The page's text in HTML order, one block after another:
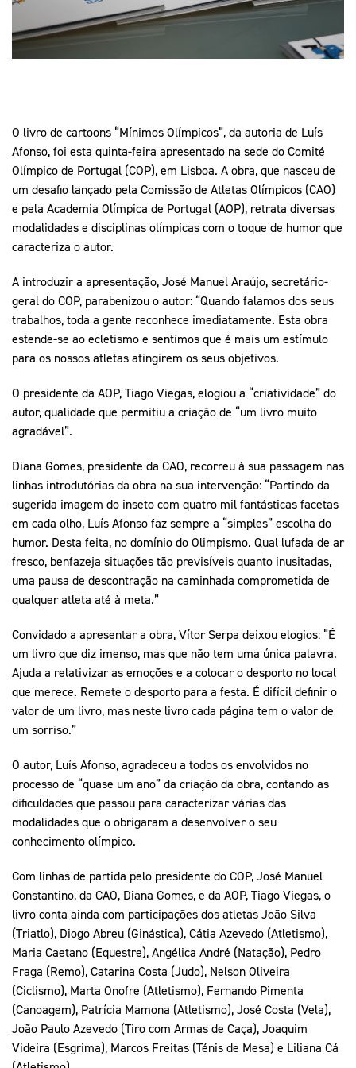
Marketing
Media
Documentos
Mais Desporto
Arquivo Histórico
Educação Olímpica
Educação
Equipa Portugal
Arquivo Histórico
O livro de cartoons “Mínimos Olímpicos”, da autoria de Luís
Afonso, foi esta quinta-feira apresentado na sede do Comité
Olímpico de Portugal (COP), em Lisboa. A obra, que nasceu de
um desafio lançado pela Comissão de Atletas Olímpicos (CAO)
e pela Academia Olímpica de Portugal (AOP), retrata diversas
modalidades e disciplinas olímpicas com o toque de humor que
caracteriza o autor.
A introduzir a apresentação, José Manuel Araújo, secretário-
geral do COP, parabenizou o autor: “Quando falamos dos seus
trabalhos, toda a gente reconhece imediatamente. Esta obra
estende-se ao ecletismo e sentimos que é mais um estímulo
para os nossos atletas atingirem os seus objetivos.
O presidente da AOP, Tiago Viegas, elogiou a “criatividade” do
autor, qualidade que permitiu a criação de “um livro muito
agradável”.
Diana Gomes, presidente da CAO, recorreu à sua passagem nas
linhas introdutórias da obra na sua intervenção: “Partindo da
sugerida imagem do inseto com quatro mil fantásticas facetas
em cada olho, Luís Afonso faz sempre a “simples” escolha do
humor. Desta feita, no domínio do Olimpismo. Qual lufada de ar
fresco, benfazeja situações tão previsíveis quanto inusitadas,
uma pausa de descontração na caminhada comprometida de
qualquer atleta até à meta.”
Convidado a apresentar a obra, Vítor Serpa deixou elogios: “É
um livro que diz imenso, mas que não tem uma única palavra.
Ajuda a relativizar as emoções e a colocar o desporto no local
que merece. Remete o desporto para a festa. É difícil definir o
valor de um livro, mas neste livro cada página tem o valor de
um sorriso.”
O autor, Luís Afonso, agradeceu a todos os envolvidos no
processo de “quase um ano” da criação da obra, contando as
dificuldades que passou para caracterizar várias das
modalidades que o obrigaram a desenvolver o seu
conhecimento olímpico.
Com linhas de partida pelo presidente do COP, José Manuel
Constantino, da CAO, Diana Gomes, e da AOP, Tiago Viegas, o
livro conta ainda com participações dos atletas João Silva
(Triatlo), Diogo Abreu (Ginástica), Cátia Azevedo (Atletismo),
Maria Caetano (Equestre), Angélica André (Natação), Pedro
Fraga (Remo), Catarina Costa (Judo), Nelson Oliveira
(Ciclismo), Marta Onofre (Atletismo), Fernando Pimenta
(Canoagem), Patrícia Mamona (Atletismo), José Costa (Vela),
João Paulo Azevedo (Tiro com Armas de Caça), Joaquim
Videira (Esgrima), Marcos Freitas (Ténis de Mesa) e Liliana Cá